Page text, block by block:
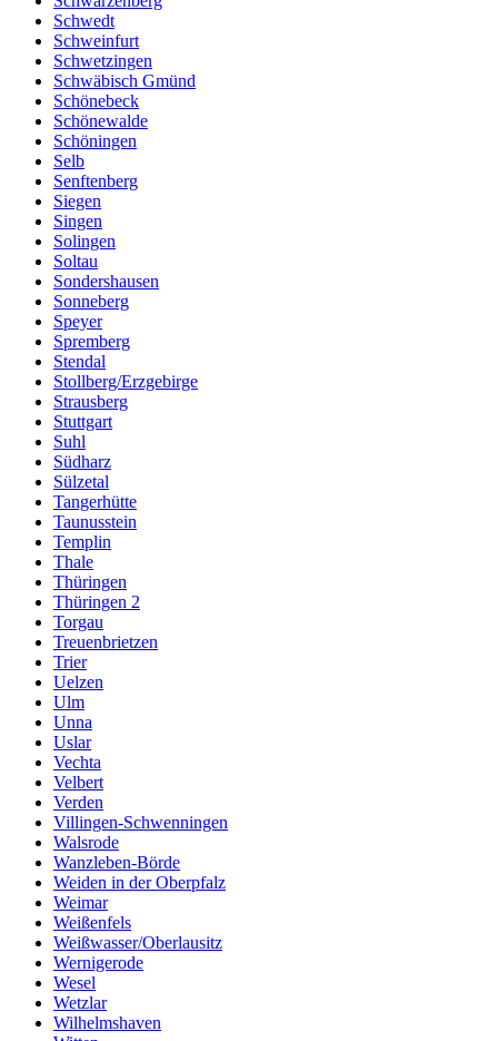
Schwedt
Schweinfurt
Schwetzingen
Schwäbisch Gmünd
Schönebeck
Schönewalde
Schöningen
Selb
Senftenberg
Siegen
Singen
Solingen
Soltau
Sondershausen
Sonneberg
Speyer
Spremberg
Stendal
Stollberg/Erzgebirge
Strausberg
Stuttgart
Suhl
Südharz
Sülzetal
Tangerhütte
Taunusstein
Templin
Thale
Thüringen
Thüringen 2
Torgau
Treuenbrietzen
Trier
Uelzen
Ulm
Unna
Uslar
Vechta
Velbert
Verden
Villingen-Schwenningen
Walsrode
Wanzleben-Börde
Weiden in der Oberpfalz
Weimar
Weißenfels
Weißwasser/Oberlausitz
Wernigerode
Wesel
Wetzlar
Wilhelmshaven